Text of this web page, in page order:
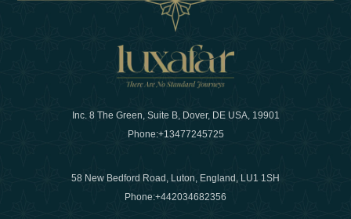
Inc. 8 The Green, Suite B, Dover, DE USA, 19901
Phone:+13477245725
58 New Bedford Road, Luton, England, LU1 1SH
Phone:+442034682356